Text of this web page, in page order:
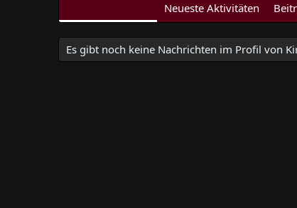
Neueste Aktivitäten
Es gibt noch keine Nachrichten im Profil von